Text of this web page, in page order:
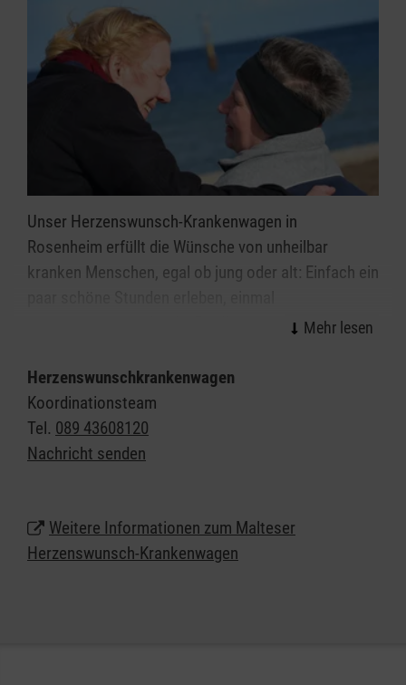
Unser Herzenswunsch-Krankenwagen in
Rosenheim erfüllt die Wünsche von unheilbar
kranken Menschen, egal ob jung oder alt: Einfach ein
herauskommen oder die Erfüllung einer besonderen
Speziell geschulte Ehrenamtliche aus dem
medizinischen Bereich stehen bereit, um den
Menschen in diesen Stunden zu begleiten und zu
betreuen. Die Fahrt mit dem Herzenswunsch-
Begleitung kostenlos. Der Dienst finanziert sich
über die Mittel großzügiger Spendenwilliger und die
Beiträge von Fördermitgliedern.
Herzenswunschkrankenwagen
Koordinationsteam
Tel. 089 43608120
Nachricht senden
Weitere Informationen zum Malteser
Herzenswunsch-Krankenwagen